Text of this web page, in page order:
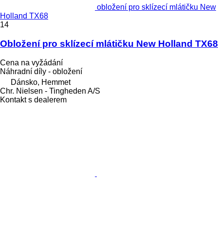
obložení pro sklízecí mlátičku New
Holland TX68
14
Obložení pro sklízecí mlátičku New Holland TX68
Cena na vyžádání
Náhradní díly - obložení
Dánsko, Hemmet
Chr. Nielsen - Tingheden A/S
Kontakt s dealerem